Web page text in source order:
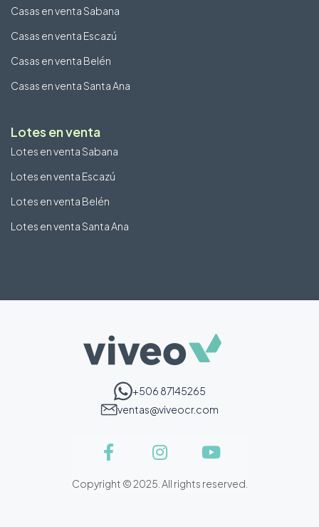
Casas en venta Sabana
Casas en venta Escazú
Casas en venta Belén
Casas en venta Santa Ana
Lotes en venta
Lotes en venta Sabana
Lotes en venta Escazú
Lotes en venta Belén
Lotes en venta Santa Ana
+506 87145265
ventas@viveocr.com
Copyright © 2025. All rights reserved.